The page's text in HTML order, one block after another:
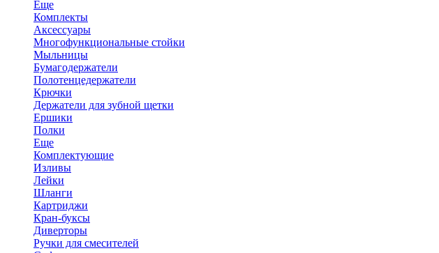
Еще
Комплекты
Аксессуары
Многофункциональные стойки
Мыльницы
Бумагодержатели
Полотенцедержатели
Крючки
Держатели для зубной щетки
Ершики
Полки
Еще
Комплектующие
Изливы
Лейки
Шланги
Картриджи
Кран-буксы
Диверторы
Ручки для смесителей